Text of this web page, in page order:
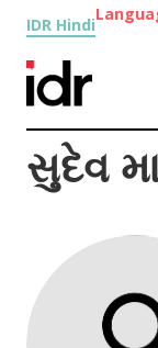
IDR Hindi
સુદેવ